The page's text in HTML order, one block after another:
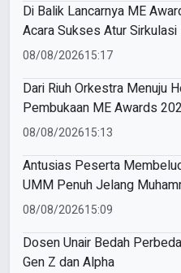
Di Balik Lancarnya ME
Acara Sukses Atur Sirkulasi
di Dome UMM
08/08/202615:17
Dari Riuh Orkestra Menuju
Pembukaan ME Awards
Khidmat
08/08/202615:13
Antusias Peserta
UMM Penuh Jelang
Education Awards 2026
08/08/202615:09
Dosen Unair Bedah
Gen Z dan Alpha